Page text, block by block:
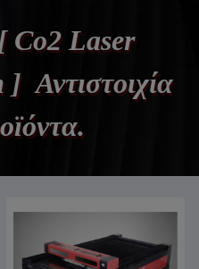
Laser
Αντιστοιχία